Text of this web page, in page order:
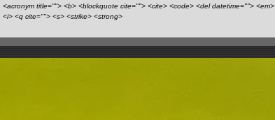
<acronym title=""> <b> <blockquote cite=""> <cite> <code> <del datetime=""> <em>
<i> <q cite=""> <s> <strike> <strong>